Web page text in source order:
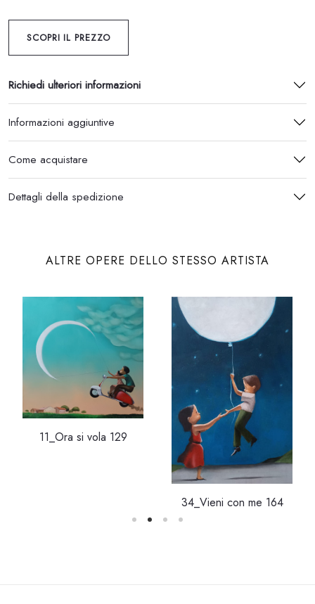
SCOPRI IL PREZZO
Richiedi ulteriori informazioni
Informazioni aggiuntive
Come acquistare
Dettagli della spedizione
ALTRE OPERE DELLO STESSO ARTISTA
11_Ora si vola 129
34_Vieni con me 164